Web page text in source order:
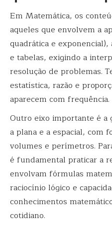
Em Matemática, os
aqueles que envolvem a
quadrática e
e tabelas, exigindo a
resolução de problemas.
estatística, razão e
aparecem com frequência.
Outro eixo importante é a
a plana e a espacial, com
volumes e perímetros.
é fundamental praticar a
envolvam fórmulas
raciocínio lógico e
conhecimentos
cotidiano.